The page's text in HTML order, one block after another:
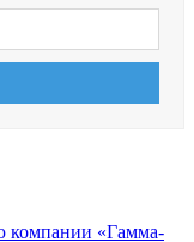
компании «Гамма-